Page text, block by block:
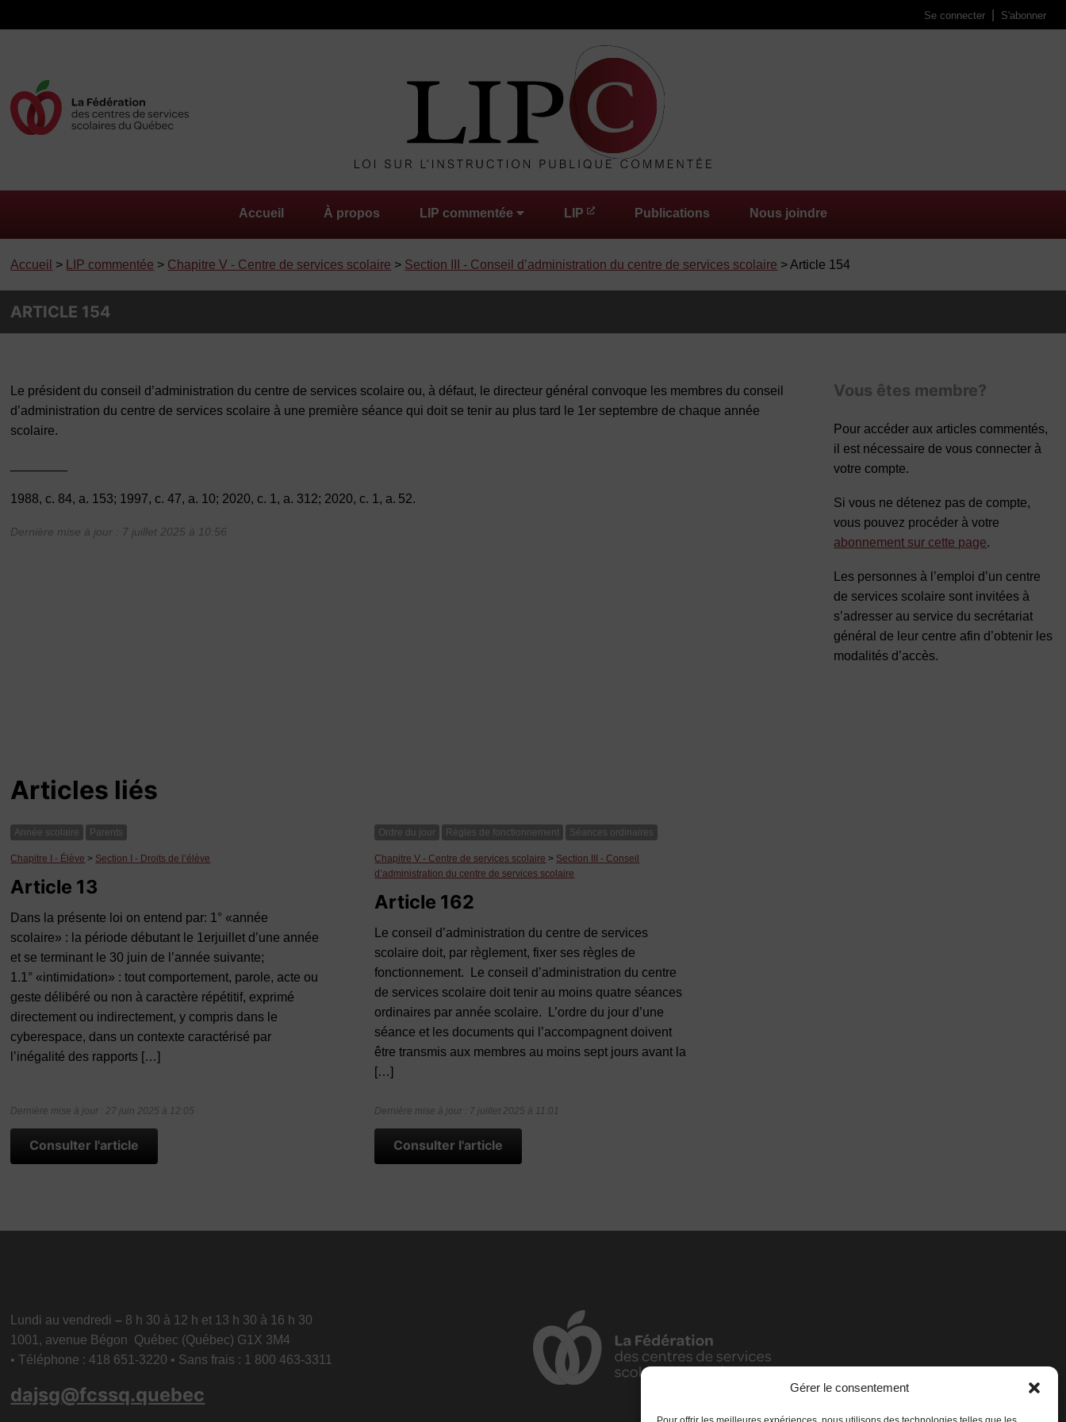
Gérer le consentement
Se connecter S'abonner
Accueil À propos LIP commentée LIP Publications Nous joindre
Accueil > LIP commentée > Chapitre V - Centre de services scolaire > Section III - Conseil d’administration du centre de services scolaire > Article 154
ARTICLE 154
Le présidentdu conseil d’administration du centre de services scolaire ou, à défaut, le directeur général convoque les membresdu conseil
d’administration du centre de services scolaire à une première séance qui doit se tenir au plus tard le 1er septembre de chaque année
scolaire.
1988, c. 84, a. 153; 1997, c. 47, a. 10; 2020, c. 1, a. 312; 2020, c. 1, a. 52.
Dernière mise à jour : 7 juillet 2025 à 10:56
Vous êtes membre?
Pour accéder aux articles commentés,
il est nécessaire de vous connecter à
votre compte.
Si vous ne détenez pas de compte,
vous pouvez procéder à votre
abonnement sur cette page.
Les personnes à l’emploi d’un centre
de services scolaire sont invitées à
s’adresser au service du secrétariat
général de leur centre afin d’obtenir les
modalités d’accès.
Articles liés
Année scolaire Parents
Chapitre I - Élève > Section I - Droits de l’élève
Article 13
Dans la présente loi on entend par: 1° «année
scolaire» : la période débutant le 1erjuillet d’une année
et se terminant le 30 juin de l’année suivante;
1.1° «intimidation» : tout comportement, parole, acte ou
geste délibéré ou non à caractère répétitif, exprimé
directement ou indirectement, y compris dans le
cyberespace, dans un contexte caractérisé par
l’inégalité des rapports […]
Dernière mise à jour : 27 juin 2025 à 12:05
Consulter l'article
Ordre du jour Règles de fonctionnement Séances ordinaires
Chapitre V - Centre de services scolaire > Section III - Conseil
d’administration du centre de services scolaire
Article 162
Le conseil d’administration du centre de services
scolaire doit, par règlement, fixer ses règles de
fonctionnement. Le conseil d’administration du centre
de services scolaire doit tenir au moins quatre séances
ordinaires par année scolaire. L’ordre du jour d’une
séance et les documents qui l’accompagnent doivent
être transmis aux membres au moins sept jours avant la
[…]
Dernière mise à jour : 7 juillet 2025 à 11:01
Consulter l'article
Lundi au vendredi– 8 h 30 à 12 h et 13 h 30 à 16 h 30
1001, avenue Bégon Québec (Québec) G1X 3M4
• Téléphone : 418 651-3220 • Sans frais : 1 800 463-3311
dajsg@fcssq.quebec